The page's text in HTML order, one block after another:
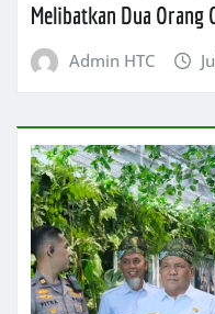
Melibatkan Dua Orang
Admin HTC